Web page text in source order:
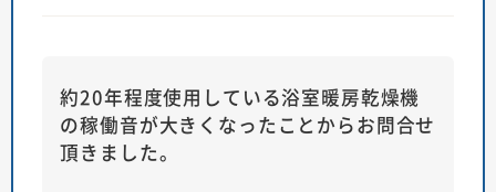
約20年程度使用している浴室暖房乾燥機
の稼働音が大きくなったことからお問合せ
頂きました。